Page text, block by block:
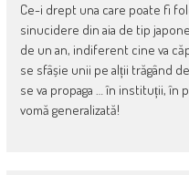
Ce-i drept una care poate fi
sinucidere din aia de tip
de un an, indiferent cine va
se sfâșie unii pe alții trăgând
se va propaga … în instituții, în
vomă generalizată!